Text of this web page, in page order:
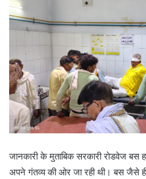
जानकारी के मुताबिक सरकारी रोडवेज बस
अपने गंतव्य की ओर जा रही थी। बस जैसे ही